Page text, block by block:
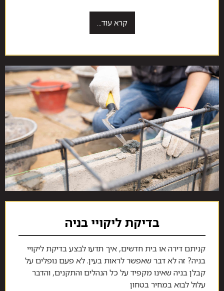
קרא עוד...
בדיקת ליקויי בניה
קניתם דירה או בית חדשים, איך תדעו לבצע בדיקת ליקויי
בניה? זה לא דבר שאפשר לראות בעין. לא פעם נופלים על
קבלן בניה שאינו מקפיד על כל הנהלים והתקנים, והדבר
עלול לבוא במחיר בטחון